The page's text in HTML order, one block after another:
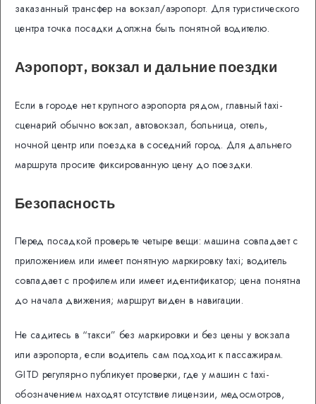
заказанный трансфер на вокзал/аэропорт. Для туристического
центра точка посадки должна быть понятной водителю.
Аэропорт, вокзал и дальние поездки
Если в городе нет крупного аэропорта рядом, главный taxi-
сценарий обычно вокзал, автовокзал, больница, отель,
ночной центр или поездка в соседний город. Для дальнего
маршрута просите фиксированную цену до поездки.
Безопасность
Перед посадкой проверьте четыре вещи: машина совпадает с
приложением или имеет понятную маркировку taxi; водитель
совпадает с профилем или имеет идентификатор; цена понятна
до начала движения; маршрут виден в навигации.
Не садитесь в “такси” без маркировки и без цены у вокзала
или аэропорта, если водитель сам подходит к пассажирам.
GITD регулярно публикует проверки, где у машин с taxi-
обозначением находят отсутствие лицензии, медосмотров,